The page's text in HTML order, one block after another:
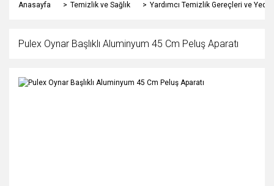
Anasayfa Temizlik ve Sağlık Yardımcı Temizlik Gereçleri ve
Pulex Oynar Başlıklı Aluminyum 45 Cm Peluş Aparatı